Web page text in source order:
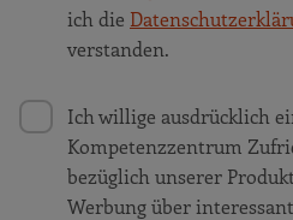
ich die
verstanden.
Ich willige ausdrücklich
Kompetenzzentrum
bezüglich unserer
Werbung über